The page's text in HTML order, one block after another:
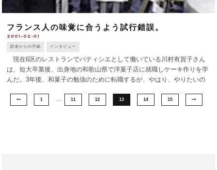
フランス人の味覚に合うよう試行錯誤。
2001-02-01
読者からの手紙 インタビュー
現在6区のレストランでパティシエとして働いている川村有賀子さん
は、短大卒業後、出身地の和歌山県で洋菓子店に就職しケーキ作りを学
んだ。3年後、和菓子の勉強のために転職するが、やはり、やりたいの
他の職場と同様、女性は採 [...]
1 11 12 13 14 15